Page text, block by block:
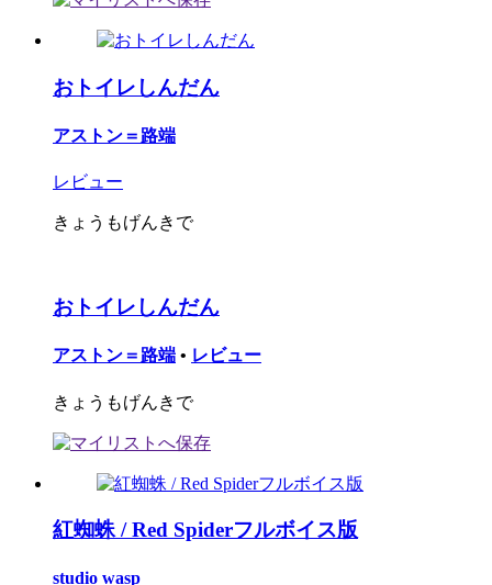
おトイレしんだん
アストン＝路端
レビュー
きょうもげんきで
おトイレしんだん
アストン＝路端 • レビュー
きょうもげんきで
紅蜘蛛 / Red Spiderフルボイス版
studio wasp